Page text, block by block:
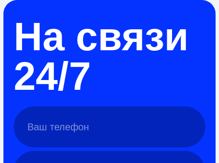
На связи
24/7
Ваш телефон
Ваш ник в телеге
ОТПРАВИТЬ